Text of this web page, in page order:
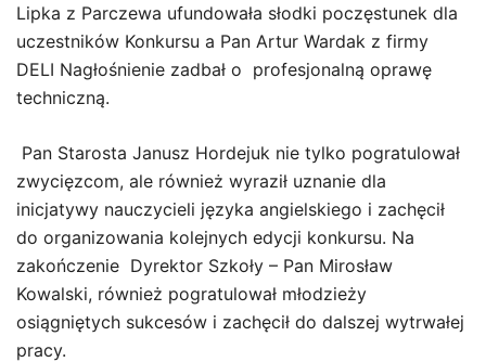
Lipka z Parczewa ufundowała słodki poczęstunek dla
uczestników Konkursu a Pan Artur Wardak z firmy
DELI Nagłośnienie zadbał o profesjonalną oprawę
techniczną.
Pan Starosta Janusz Hordejuk nie tylko pogratulował
zwycięzcom, ale również wyraził uznanie dla
inicjatywy nauczycieli języka angielskiego i zachęcił
do organizowania kolejnych edycji konkursu. Na
zakończenie Dyrektor Szkoły – Pan Mirosław
Kowalski, również pogratulował młodzieży
osiągniętych sukcesów i zachęcił do dalszej wytrwałej
pracy.